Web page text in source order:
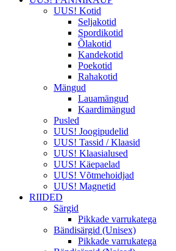
UUS! Kotid
Seljakotid
Spordikotid
Õlakotid
Kandekotid
Poekotid
Rahakotid
Mängud
Lauamängud
Kaardimängud
Pusled
UUS! Joogipudelid
UUS! Tassid / Klaasid
UUS! Klaasialused
UUS! Käepaelad
UUS! Võtmehoidjad
UUS! Magnetid
RIIDED
Särgid
Pikkade varrukatega
Bändisärgid (Unisex)
Pikkade varrukatega